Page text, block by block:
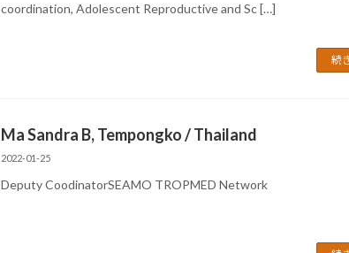
coordination, Adolescent Reproductive and Sc […]
続
Ma Sandra B, Tempongko / Thailand
2022-01-25
Deputy CoodinatorSEAMO TROPMED Network